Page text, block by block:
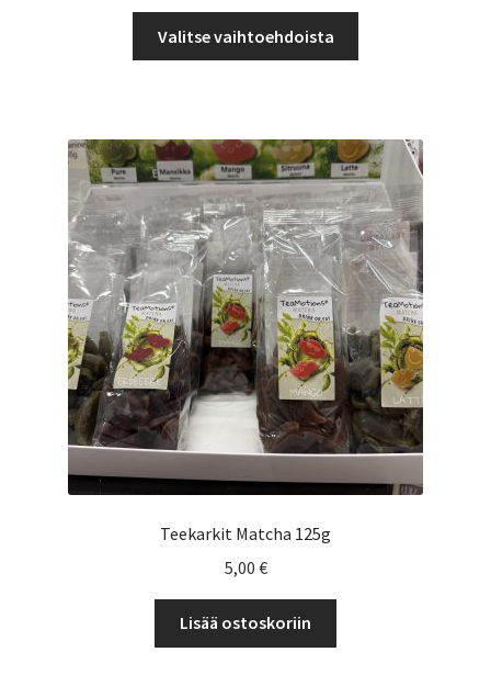
-
16,72 €
Valitse vaihtoehdoista
Voit
tehdä
valinnat
tuotteen
sivulla.
Teekarkit Matcha 125g
5,00 €
Lisää ostoskoriin